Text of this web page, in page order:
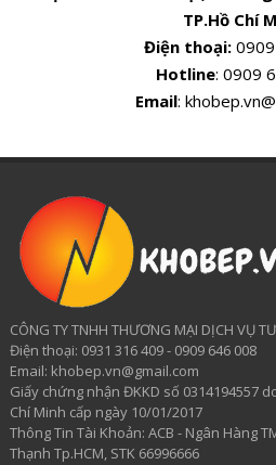
TP.Hồ Chí
Điện thoại:0909
Hotline: 0909
Email:
CÔNG TY TNHH THƯƠNG MẠI DỊCH VỤ
​Điện thoại: 0931 316 409 - 0909 646 008
Email: khobep.vn@gmail.com
Giấy chứng nhận ĐKKD số 0314194557
Chí Minh cấp ngày 10/01/2017
Thông Tin Tài Khoản: ACB - Ngân Hàng
Thạnh Tp.HCM, STK 66996666